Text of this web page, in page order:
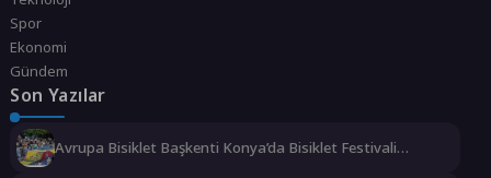
Spor
Ekonomi
Gündem
Son Yazılar
Avrupa Bisiklet Başkenti Konya’da Bisiklet Festivali